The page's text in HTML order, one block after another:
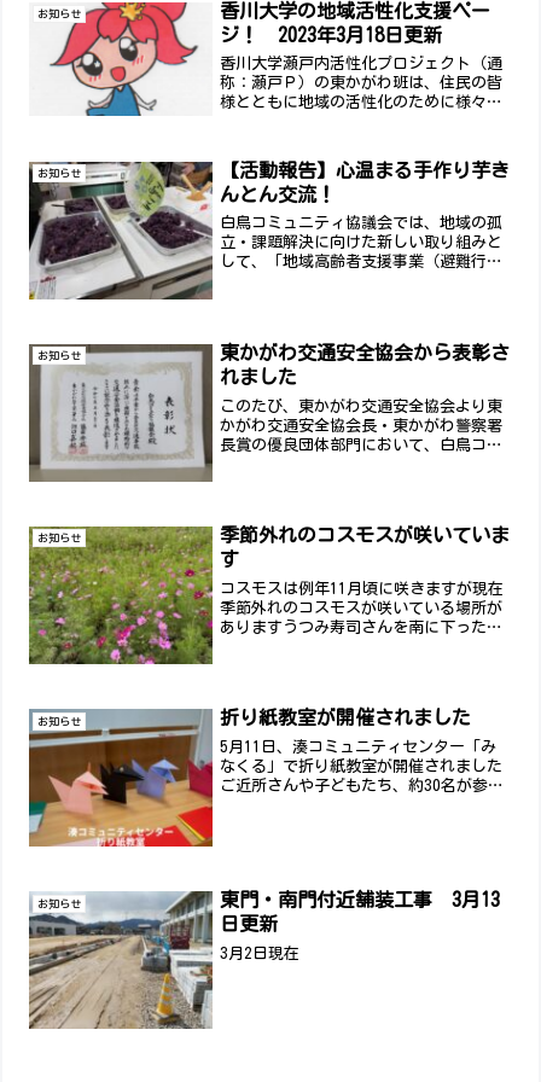
お知らせ
香川大学の地域活性化支援ペー
ジ！ 2023年3月18日更新
香川大学瀬戸内活性化プロジェクト（通
称：瀬戸Ｐ）の東かがわ班は、住民の皆
様とともに地域の活性化のために様々な
活用した情報発信をしていきます！・第
一弾の「孫しり隊」(そ...
お知らせ
【活動報告】心温まる手作り芋き
んとん交流！
白鳥コミュニティ協議会では、地域の孤
立・課題解決に向けた新しい取り組みと
して、「地域高齢者支援事業（避難行動
者」の方々を訪問し、日常...
お知らせ
東かがわ交通安全協会から表彰さ
れました
このたび、東かがわ交通安全協会より東
かがわ交通安全協会長・東かがわ警察署
長賞の優良団体部門において、白鳥コミ
お知らせ
季節外れのコスモスが咲いていま
す
コスモスは例年11月頃に咲きますが現在
季節外れのコスモスが咲いている場所が
ありますうつみ寿司さんを南に下ったあ
お知らせ 折り紙教室が開催されました
5月11日、湊コミュニティセンター「み
なくる」で折り紙教室が開催されました
ご近所さんや子どもたち、約30名が参加
お知らせ
東門・南門付近舗装工事 3月13
日更新
3月2日現在